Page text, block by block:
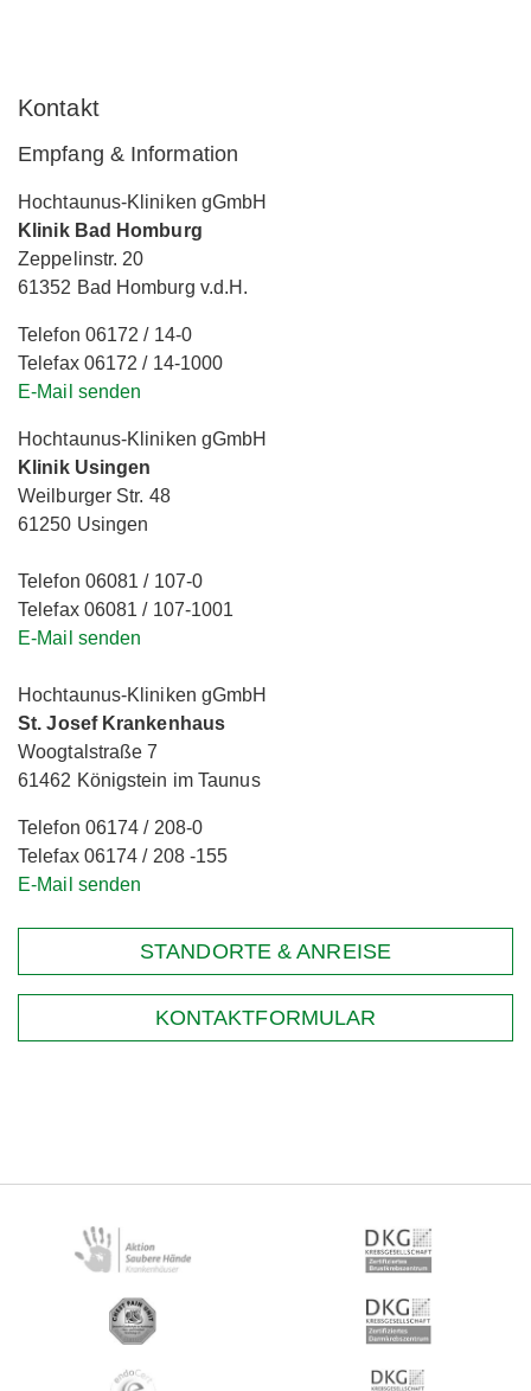
Kontakt
Empfang & Information
Hochtaunus-Kliniken gGmbH
Klinik Bad Homburg
Zeppelinstr. 20
61352 Bad Homburg v.d.H.
Telefon 06172 / 14-0
Telefax 06172 / 14-1000
E-Mail senden
Hochtaunus-Kliniken gGmbH
Klinik Usingen
Weilburger Str. 48
61250 Usingen
Telefon 06081 / 107-0
Telefax 06081 / 107-1001
E-Mail senden
Hochtaunus-Kliniken gGmbH
St. Josef Krankenhaus
Woogtalstraße 7
61462 Königstein im Taunus
Telefon 06174 / 208-0
Telefax 06174 / 208 -155
E-Mail senden
STANDORTE & ANREISE
KONTAKTFORMULAR